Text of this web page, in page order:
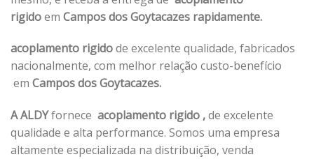
rigidoem Campos dos Goytacazes rapidamente.
acoplamento rigidode excelente qualidade, fabricados
nacionalmente, com melhor relação custo-benefício
em Campos dos Goytacazes.
A ALDYfornece acoplamento rigido ,de excelente
qualidade e alta performance. Somos uma empresa
altamente especializada na distribuição, venda